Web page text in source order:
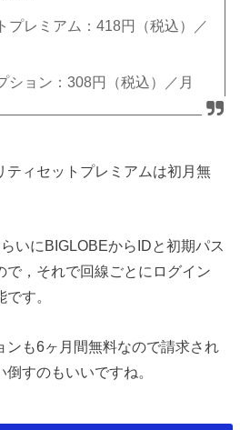
プレミアム：418円（税込）／
ション：308円（税込）／月
ティセットプレミアムは初月無
いにBIGLOBEからIDと初期パス
で，それで回線ごとにログイン
す。
ンも6ヶ月間無料なので請求され
すのもいいですね。